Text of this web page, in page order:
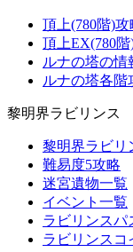
頂上(780階)攻
頂上EX(780階
ルナの塔の情
ルナの塔各階
黎明界ラビリンス
黎明界ラビリ
難易度5攻略
迷宮遺物一覧
イベント一覧
ラビリンスパ
ラビリンスコ